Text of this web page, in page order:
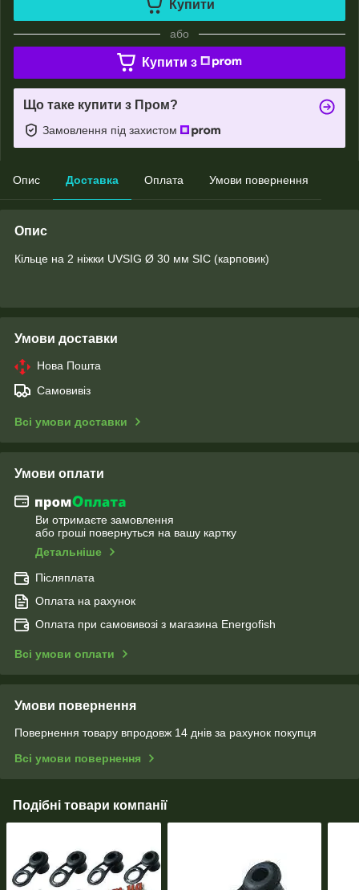
Купити
або
Купити з
Що таке купити з Пром?
Замовлення під захистом
Опис Доставка Оплата Умови повернення
Опис
Кільце на 2 ніжки UVSIG Ø 30 мм SIC (карповик)
Умови доставки
Нова Пошта
Самовивіз
Всі умови доставки
Умови оплати
Ви отримаєте замовлення
або гроші повернуться на вашу картку
Детальніше
Післяплата
Оплата на рахунок
Оплата при самовивозі з магазина Energofish
Всі умови оплати
Умови повернення
Повернення товару впродовж 14 днів за рахунок покупця
Всі умови повернення
Подібні товари компанії